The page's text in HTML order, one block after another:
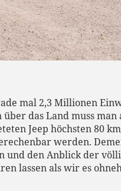
mal 2,3 Millionen
das Land muss man
Jeep höchsten 80
werden.
den Anblick der
lassen als wir es